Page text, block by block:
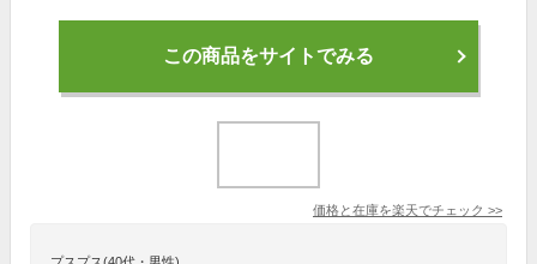
この商品をサイトでみる
価格と在庫を楽天でチェック >>